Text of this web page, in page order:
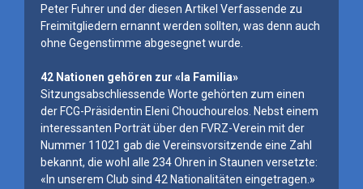
Peter Fuhrer und der diesen Artikel Verfassende zu
Freimitgliedern ernannt werden sollten, was denn auch
ohne Gegenstimme abgesegnet wurde.
42 Nationen gehören zur «la Familia»
Sitzungsabschliessende Worte gehörten zum einen
der FCG-Präsidentin Eleni Chouchourelos. Nebst einem
interessanten Porträt über den FVRZ-Verein mit der
Nummer 11021 gab die Vereinsvorsitzende eine Zahl
bekannt, die wohl alle 234 Ohren in Staunen versetzte:
«In unserem Club sind 42 Nationalitäten eingetragen.»